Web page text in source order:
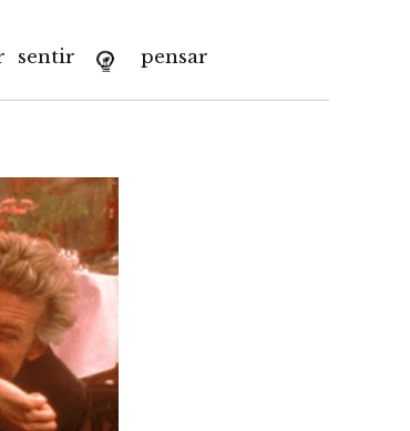
sentir pensar